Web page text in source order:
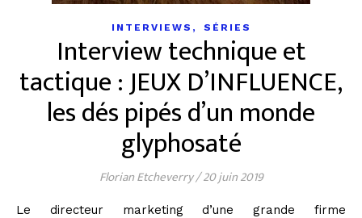
INTERVIEWS , SÉRIES
Interview technique et
tactique : JEUX D’INFLUENCE,
les dés pipés d’un monde
glyphosaté
Florian Etcheverry/20 juin 2019
Le directeur marketing d’une grande firme